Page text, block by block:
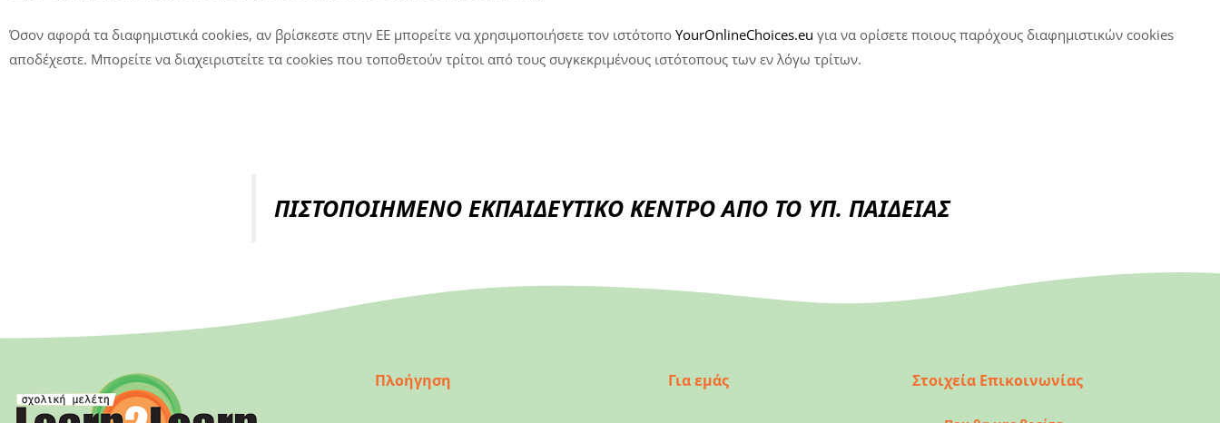
Όσον αφορά τα διαφημιστικά cookies, αν βρίσκεστε στην ΕΕ μπορείτε να χρησιμοποιήσετε τον ιστότοπο YourOnlineChoices.eu για να ορίσετε ποιους παρόχους διαφημιστικών cookies
αποδέχεστε. Μπορείτε να διαχειριστείτε τα cookies που τοποθετούν τρίτοι από τους συγκεκριμένους ιστότοπους των εν λόγω τρίτων.
ΠΙΣΤΟΠΟΙΗΜΕΝΟ ΕΚΠΑΙΔΕΥΤΙΚΟ ΚΕΝΤΡΟ ΑΠΟ ΤΟ ΥΠ. ΠΑΙΔΕΙΑΣ
Πλοήγηση Για εμάς Στοιχεία Επικοινωνίας